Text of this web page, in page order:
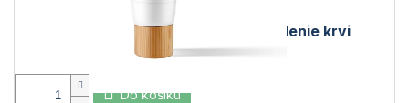
Zvyšuje pružnosť
Jemne prehrieva
zlepšuje prúdenie krvi
Hydratuje a vyživuje
Do košíku